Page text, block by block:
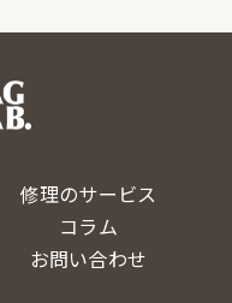
修理のサービス
コラム
お問い合わせ